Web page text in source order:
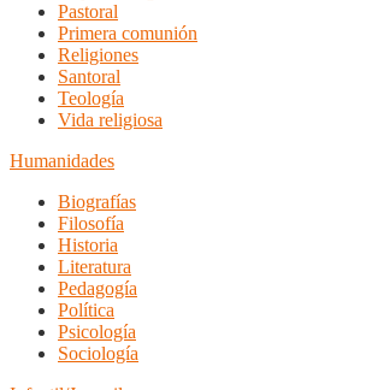
Pastoral
Primera comunión
Religiones
Santoral
Teología
Vida religiosa
Humanidades
Biografías
Filosofía
Historia
Literatura
Pedagogía
Política
Psicología
Sociología